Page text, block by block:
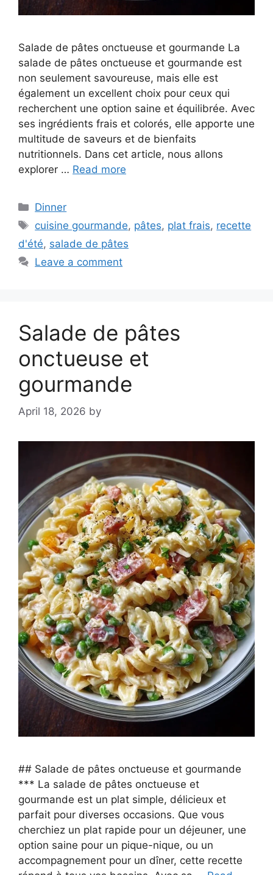
Salade de pâtes onctueuse et gourmande La
salade de pâtes onctueuse et gourmande est
non seulement savoureuse, mais elle est
également un excellent choix pour ceux qui
recherchent une option saine et équilibrée. Avec
ses ingrédients frais et colorés, elle apporte une
multitude de saveurs et de bienfaits
nutritionnels. Dans cet article, nous allons
explorer … Read more
Categories
Dinner
Tags
cuisine gourmande, pâtes, plat frais, recette
d'été, salade de pâtes
Leave a comment
Salade de pâtes
onctueuse et
gourmande
April 18, 2026 by
## Salade de pâtes onctueuse et gourmande
*** La salade de pâtes onctueuse et
gourmande est un plat simple, délicieux et
parfait pour diverses occasions. Que vous
cherchiez un plat rapide pour un déjeuner, une
option saine pour un pique-nique, ou un
accompagnement pour un dîner, cette recette